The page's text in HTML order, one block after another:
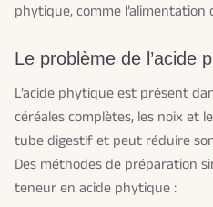
phytique, comme
Le problème de l’acide
L’acide phytique est présent
céréales complètes, les noix et
tube digestif et peut réduire
Des méthodes de préparation
teneur en acide phytique :